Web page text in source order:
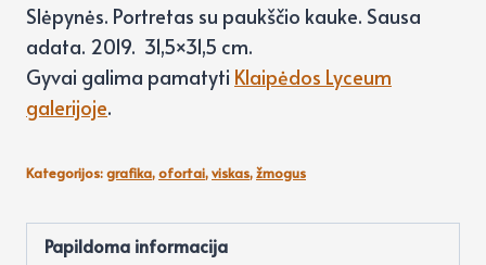
Slėpynės. Portretas su paukščio kauke. Sausa
adata. 2019. 31,5×31,5 cm.
Gyvai galima pamatyti Klaipėdos Lyceum
galerijoje.
Kategorijos:grafika,ofortai,viskas,žmogus
Papildoma informacija